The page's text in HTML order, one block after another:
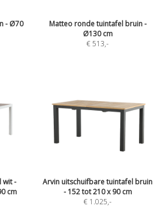
- Ø70
Matteo ronde tuintafel bruin -
Ø130 cm
€ 513,-
wit -
cm
Arvin uitschuifbare tuintafel bruin
- 152 tot 210 x 90 cm
€ 1.025,-